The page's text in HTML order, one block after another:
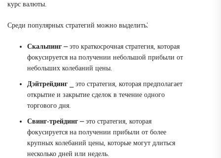
курс валюты.
Среди популярных стратегий можно выделить⁚
Скальпинг ⎼ это краткосрочная стратегия, которая
фокусируется на получении небольшой прибыли от
небольших колебаний цены.
Дэйтрейдинг ⎯ это стратегия, которая предполагает
открытие и закрытие сделок в течение одного
торгового дня.
Свинг-трейдинг ⎼ это стратегия, которая
фокусируется на получении прибыли от более
крупных колебаний цены, которые могут длиться
несколько дней или недель.